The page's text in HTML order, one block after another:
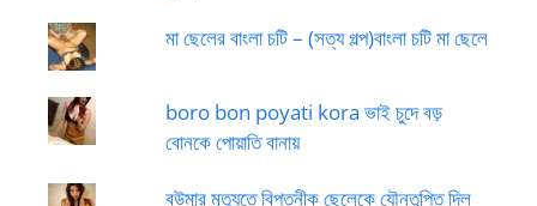
মা ছেলের বাংলা চটি – (সত্য গল্প)বাংলা চটি মা ছেলে
boro bon poyati kora ভাই চুদে বড়
বোনকে পোয়াতি বানায়
বউমার মৃত্যুতে বিপত্নীক ছেলেকে যৌনতৃপ্তি দিল